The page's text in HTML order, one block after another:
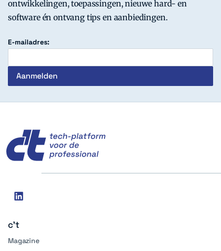
ontwikkelingen, toepassingen, nieuwe hard- en
software én ontvang tips en aanbiedingen.
E-mailadres:
Social
linkedin
c't
Magazine